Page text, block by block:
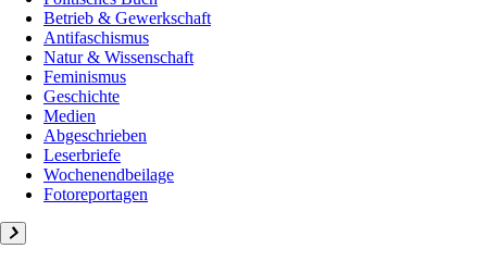
Betrieb & Gewerkschaft
Antifaschismus
Natur & Wissenschaft
Feminismus
Geschichte
Medien
Abgeschrieben
Leserbriefe
Wochenendbeilage
Fotoreportagen